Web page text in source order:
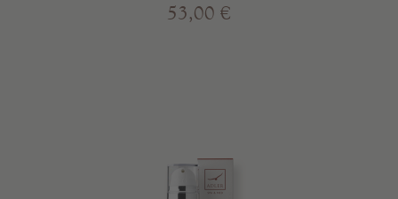
53,00 €